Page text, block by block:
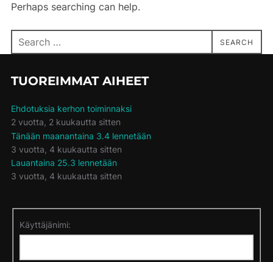
Perhaps searching can help.
Search
for:
SEARCH
TUOREIMMAT AIHEET
Ehdotuksia kerhon toiminnaksi
2 vuotta, 2 kuukautta sitten
Tänään maanantaina 3.4 lennetään
3 vuotta, 4 kuukautta sitten
Lauantaina 25.3 lennetään
3 vuotta, 4 kuukautta sitten
Käyttäjänimi: